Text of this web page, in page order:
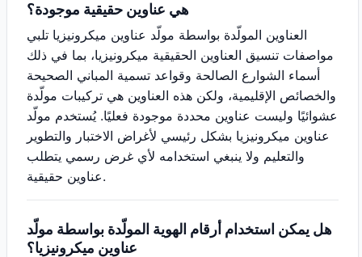
هي عناوين حقيقية موجودة؟
العناوين المولّدة بواسطة مولّد عناوين ميكرونيزيا تلبي
مواصفات تنسيق العناوين الحقيقية ميكرونيزيا، بما في ذلك
أسماء الشوارع الصالحة وقواعد تسمية المباني الصحيحة
والخصائص الإقليمية، ولكن هذه العناوين هي تركيبات مولّدة
عشوائيًا وليست عناوين محددة موجودة فعليًا. يُستخدم مولّد
عناوين ميكرونيزيا بشكل رئيسي لأغراض الاختبار والتطوير
والتعليم ولا ينبغي استخدامه لأي غرض رسمي يتطلب
عناوين حقيقية.
هل يمكن استخدام أرقام الهوية المولّدة بواسطة مولّد
عناوين ميكرونيزيا؟